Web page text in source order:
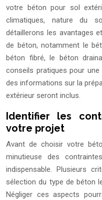
votre béton pour sol
climatiques, nature du
détaillerons les avantages
de béton, notamment le
béton fibré, le béton
conseils pratiques pour
des informations sur la
extérieur seront inclus.
Identifier les
votre projet
Avant de choisir votre
minutieuse des
indispensable. Plusieurs
sélection du type de béton
Négliger ces aspects